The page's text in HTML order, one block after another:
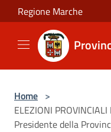
Salta al contenuto principale
Regione Marche
Home >
ELEZIONI
Presidente della